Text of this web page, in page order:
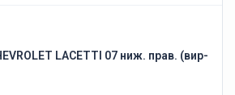
LACETTI 07 ниж. прав. (вир-